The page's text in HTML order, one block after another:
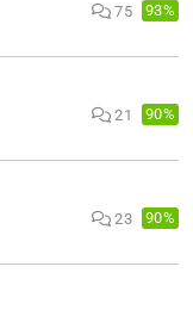
75 93%
21 90%
23 90%